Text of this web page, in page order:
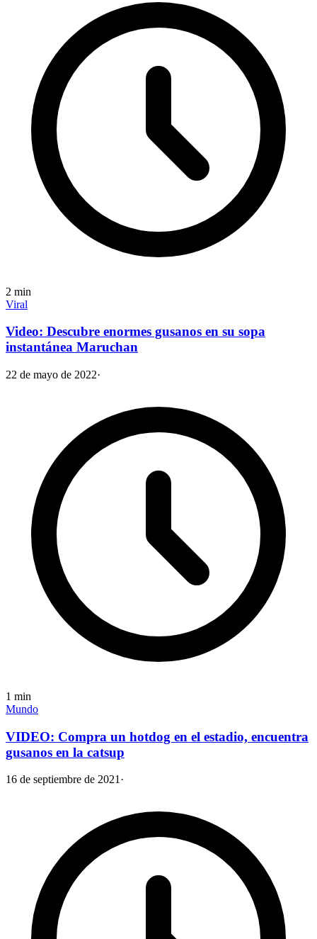
2 min
Viral
Video: Descubre enormes gusanos en su sopa
instantánea Maruchan
22 de mayo de 2022·
1 min
Mundo
VIDEO: Compra un hotdog en el estadio, encuentra
gusanos en la catsup
16 de septiembre de 2021 ·